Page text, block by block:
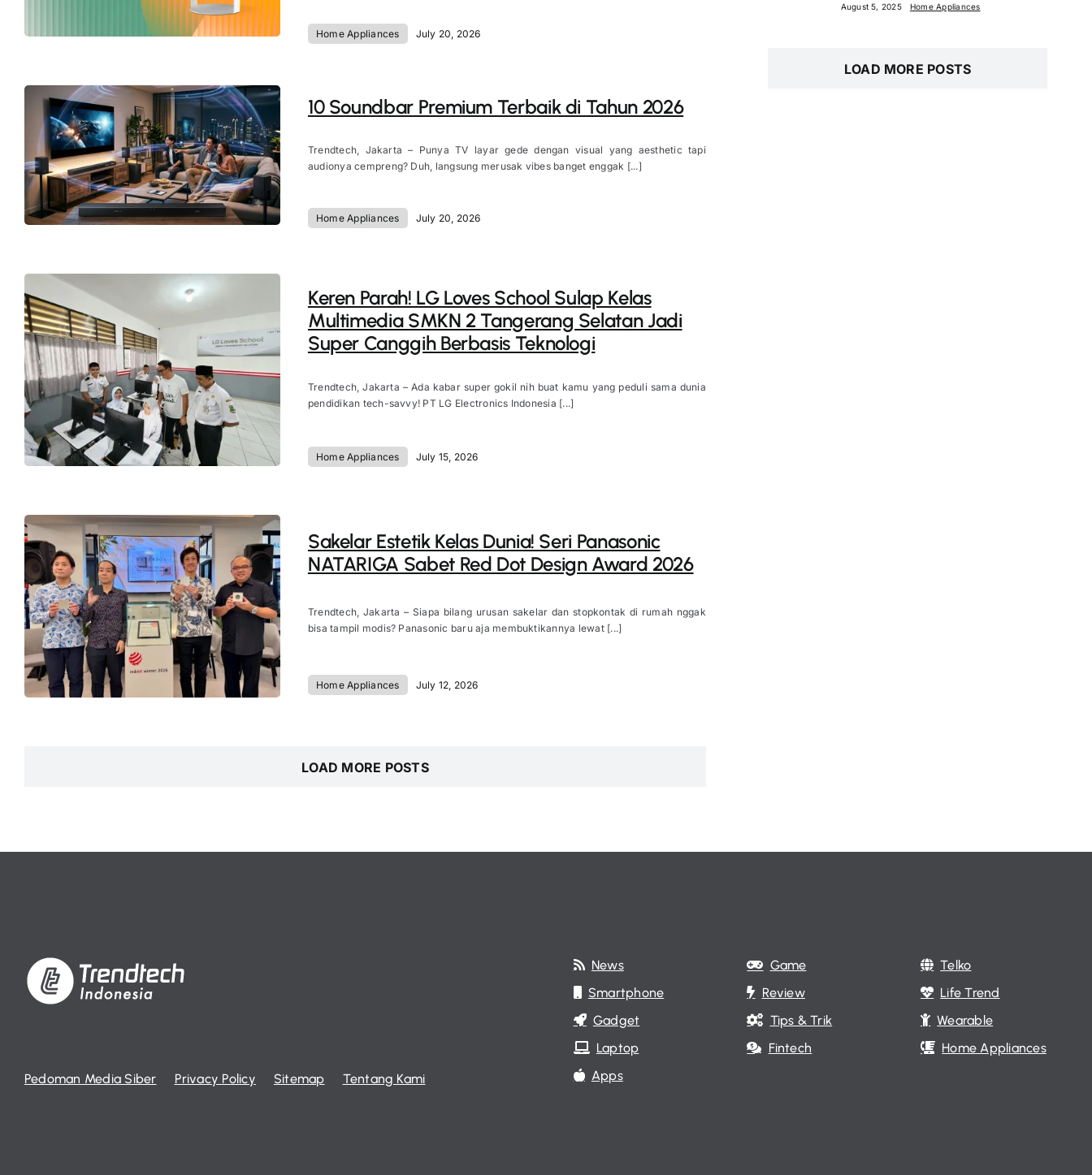
Home Appliances July 20, 2026
10 Soundbar Premium Terbaik di Tahun 2026
Trendtech, Jakarta – Punya TV layar gede dengan visual yang aesthetic tapi
audionya cempreng? Duh, langsung merusak vibes banget enggak [...]
Home Appliances July 20, 2026
Keren Parah! LG Loves School Sulap Kelas
Multimedia SMKN 2 Tangerang Selatan Jadi
Super Canggih Berbasis Teknologi
Trendtech, Jakarta – Ada kabar super gokil nih buat kamu yang peduli sama dunia
pendidikan tech-savvy! PT LG Electronics Indonesia [...]
Home Appliances July 15, 2026
Sakelar Estetik Kelas Dunia! Seri Panasonic
NATARIGA Sabet Red Dot Design Award 2026
Trendtech, Jakarta – Siapa bilang urusan sakelar dan stopkontak di rumah nggak
bisa tampil modis? Panasonic baru aja membuktikannya lewat [...]
Home Appliances July 12, 2026
LOAD MORE POSTS
August 5, 2025 Home Appliances
LOAD MORE POSTS
Pedoman Media Siber Privacy Policy Sitemap Tentang Kami
News
Smartphone
Gadget
Laptop
Apps
Game
Review
Tips & Trik
Fintech
Telko
Life Trend
Wearable
Home Appliances